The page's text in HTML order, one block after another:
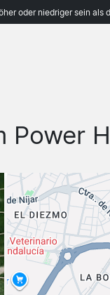
oder niedriger sein als
Power